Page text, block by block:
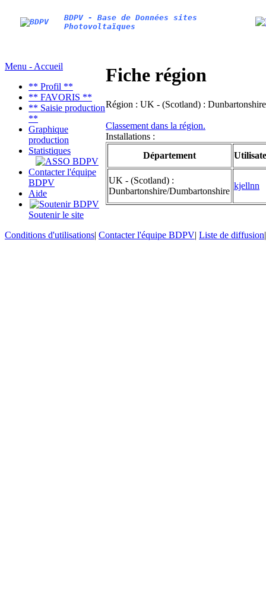
BDPV - Base de Données sites
Photovoltaïques
Menu - Accueil
** Profil **
** FAVORIS **
** Saisie production
**
Graphique
production
Statistiques
Contacter l'équipe
BDPV
Aide
Soutenir le site
Fiche région
Région : UK - (Scotland) :
Classement dans la région.
Installations :
Département
UK - (Scotland) :
Dunbartonshire/Dumbartonshire
kjellnn
Conditions d'utilisations| Contacter l'équipe BDPV| Liste de diffusion